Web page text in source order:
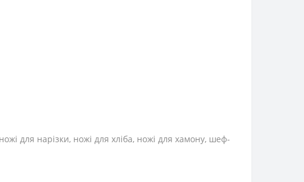
для нарізки, ножі для хліба, ножі для хамону, шеф-